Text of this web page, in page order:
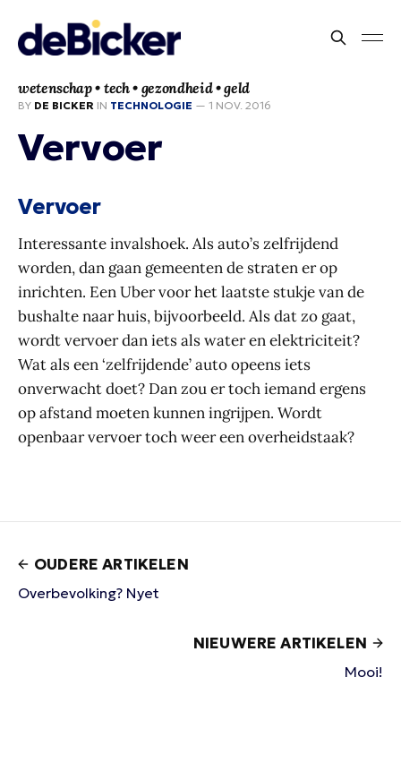
wetenschap • tech • gezondheid • geld
BY DE BICKER IN TECHNOLOGIE — 1 NOV. 2016
Vervoer
Vervoer
Interessante invalshoek. Als auto’s zelfrijdend
worden, dan gaan gemeenten de straten er op
inrichten. Een Uber voor het laatste stukje van de
bushalte naar huis, bijvoorbeeld. Als dat zo gaat,
wordt vervoer dan iets als water en elektriciteit?
Wat als een ‘zelfrijdende’ auto opeens iets
onverwacht doet? Dan zou er toch iemand ergens
op afstand moeten kunnen ingrijpen. Wordt
openbaar vervoer toch weer een overheidstaak?
OUDERE ARTIKELEN
Overbevolking? Nyet
NIEUWERE ARTIKELEN
Mooi!